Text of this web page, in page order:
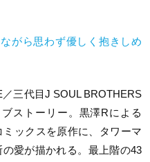
がら思わず優しく抱きしめ
／三代目J SOUL BROTHERS
ストーリー。黒澤Rによる
ックスを原作に、タワーマ
愛が描かれる。最上階の43